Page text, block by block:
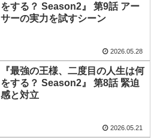
をする？ Season2』 第9話 アー
サーの実力を試すシーン
2026.05.28
『最強の王様、二度目の人生は何
をする？ Season2』 第8話 緊迫
感と対立
2026.05.21